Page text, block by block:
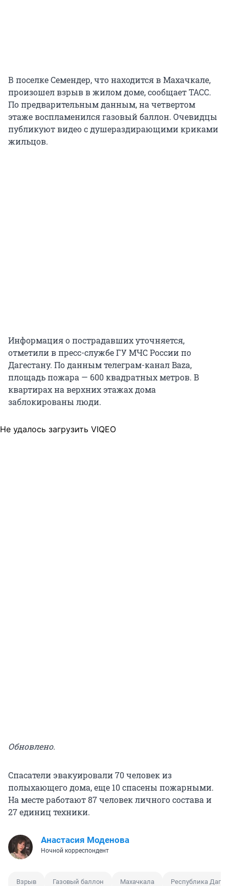
В поселке Семендер, что находится в Махачкале,
произошел взрыв в жилом доме, сообщает ТАСС.
По предварительным данным, на четвертом
этаже воспламенился газовый баллон. Очевидцы
публикуют видео с душераздирающими криками
жильцов.
Информация о пострадавших уточняется,
отметили в пресс-службе ГУ МЧС России по
Дагестану. По данным телеграм-канал Baza,
площадь пожара — 600 квадратных метров. В
квартирах на верхних этажах дома
заблокированы люди.
Не удалось загрузить VIQEO
Обновлено.
Спасатели эвакуировали 70 человек из
полыхающего дома, еще 10 спасены пожарными.
На месте работают 87 человек личного состава и
27 единиц техники.
Анастасия Моденова
Ночной корреспондент
Взрыв Газовый баллон Махачкала Республика